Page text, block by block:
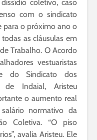
coletivo, caso
com o sindicato
para o próximo ano o
as cláusulas em
Trabalho. O Acordo
vestuaristas
do Sindicato dos
de Indaial, Aristeu
o aumento real
normativo da
Coletiva. “O piso
avalia Aristeu. Ele